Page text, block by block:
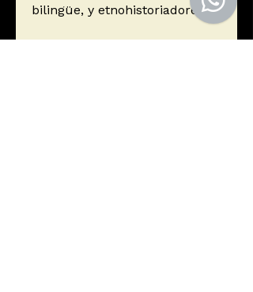
bilingüe, y etnohistoriadores.